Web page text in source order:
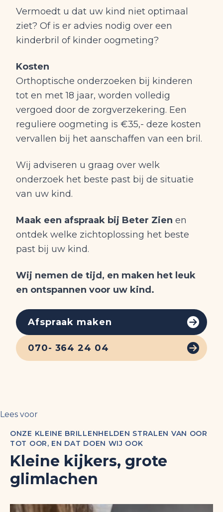
Vermoedt u dat uw kind niet optimaal
ziet? Of is er advies nodig over een
kinderbril of kinder oogmeting?
Kosten
Orthoptische onderzoeken bij kinderen
tot en met 18 jaar, worden volledig
vergoed door de zorgverzekering. Een
reguliere oogmeting is €35,- deze kosten
vervallen bij het aanschaffen van een bril.
Wij adviseren u graag over welk
onderzoek het beste past bij de situatie
van uw kind.
Maak een afspraak bij Beter Zien en
ontdek welke zichtoplossing het beste
past bij uw kind.
Wij nemen de tijd, en maken het leuk
en ontspannen voor uw kind.
Afspraak maken
070- 364 24 04
Lees voor
ONZE KLEINE BRILLENHELDEN STRALEN VAN OOR
TOT OOR, EN DAT DOEN WIJ OOK
Kleine kijkers, grote
glimlachen